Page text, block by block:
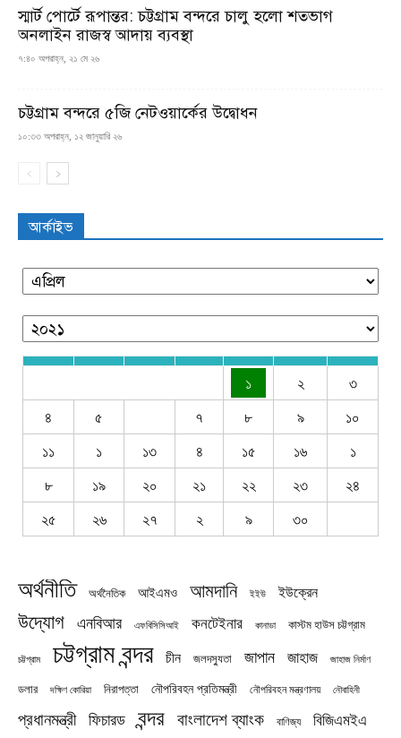
স্মার্ট পোর্টে রূপান্তর: চট্টগ্রাম বন্দরে চালু হলো শতভাগ
অনলাইন রাজস্ব আদায় ব্যবস্থা
৭:৪০ অপরাহ্ন, ২১ মে ২৬
চট্টগ্রাম বন্দরে ৫জি নেটওয়ার্কের উদ্বোধন
১০:৩৩ অপরাহ্ন, ১২ জানুয়ারি ২৬
আর্কাইভ
১ ২
৩
৪
৫ ৭ ৮ ৯
১০
১১
১ ১৩ ৪ ১৫ ১৬
১
৮
১৯ ২০ ২১ ২২ ২৩
২৪
২৫
২৬ ২৭ ২ ৯ ৩০
অর্থনীতি অর্থনৈতিক আইএমও আমদানি ইইউ ইউক্রেন
উদ্যোগ এনবিআর এফবিসিসিআই কনটেইনার কানাডা কাস্টম হাউস চট্টগ্রাম
চট্টগ্রাম চট্টগ্রাম বন্দর চীন জলদস্যুতা জাপান জাহাজ জাহাজ নির্মাণ
ডলার দক্ষিণ কোরিয়া নিরাপত্তা নৌপরিবহন প্রতিমন্ত্রী নৌপরিবহন মন্ত্রণালয় নৌবাহিনী
প্রধানমন্ত্রী ফিচারড বন্দর বাংলাদেশ ব্যাংক বাণিজ্য বিজিএমইএ